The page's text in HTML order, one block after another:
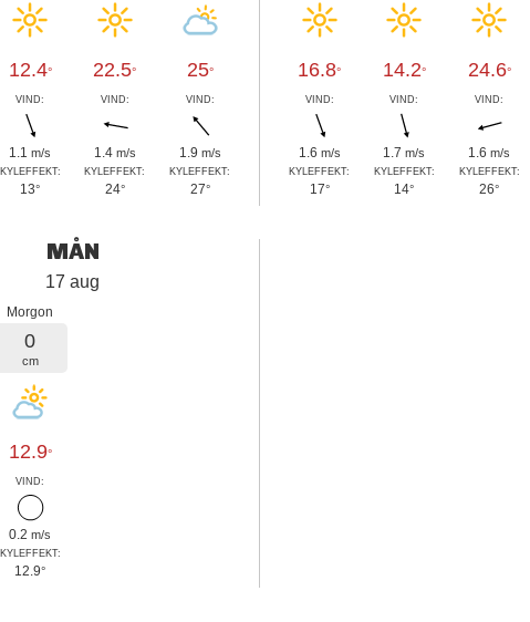
12.4°
VIND:
1.1m/s
KYLEFFEKT:
13°
22.5°
VIND:
1.4 m/s
KYLEFFEKT:
24°
25°
VIND:
1.9 m/s
KYLEFFEKT:
27°
16.8°
VIND:
1.6 m/s
KYLEFFEKT:
17°
14.2°
VIND:
1.7m/s
KYLEFFEKT:
14°
24.6°
VIND:
1.6m/s
KYLEFFEKT:
26°
MÅN
17 aug
Morgon
0
cm
12.9°
VIND:
0.2m/s
KYLEFFEKT:
12.9°